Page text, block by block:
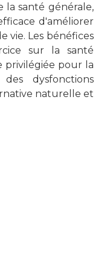
santé générale,
d'améliorer
vie. Les bénéfices
sur la santé
privilégiée pour la
dysfonctions
naturelle et